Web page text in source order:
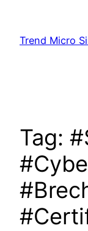
content
Trend Micro
Tag: